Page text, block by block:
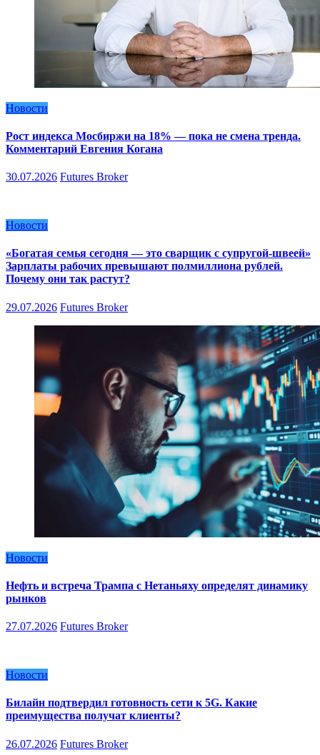
Новости
Рост индекса Мосбиржи на 18% — пока не смена тренда.
Комментарий Евгения Когана
30.07.2026 Futures Broker
Новости
«Богатая семья сегодня — это сварщик с супругой-швеей»
Зарплаты рабочих превышают полмиллиона рублей.
Почему они так растут?
29.07.2026 Futures Broker
Новости
Нефть и встреча Трампа с Нетаньяху определят динамику
рынков
27.07.2026 Futures Broker
Новости
Билайн подтвердил готовность сети к 5G. Какие
преимущества получат клиенты?
26.07.2026 Futures Broker